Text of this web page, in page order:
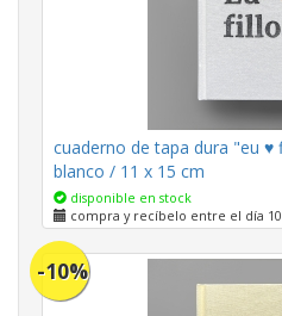
cuaderno de tapa dura "eu
blanco / 11 x 15 cm
disponible en stock
compra y recíbelo entre el día 10
-10%